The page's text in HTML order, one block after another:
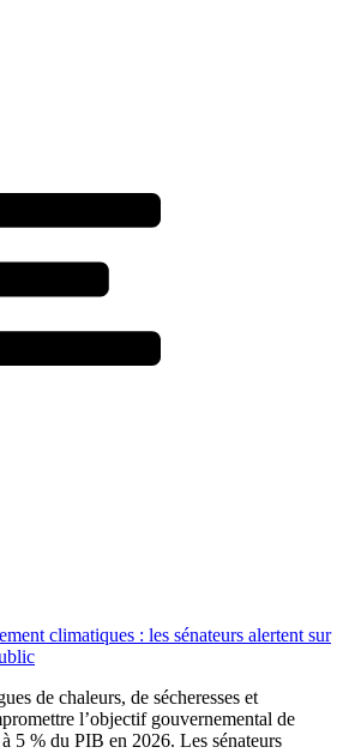
climatiques : les sénateurs alertent sur
de chaleurs, de sécheresses et
l’objectif gouvernemental de
5 % du PIB en 2026. Les sénateurs